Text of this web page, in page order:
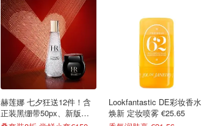
赫莲娜 七夕狂送12件！含
正装黑绷带50px、新版白
Lookfantastic DE彩妆香水
焕新 定妆喷雾 €25.65